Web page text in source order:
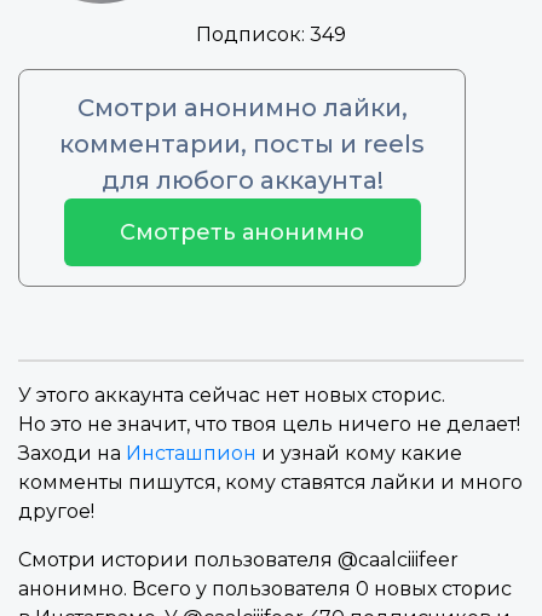
Подписок: 349
Смотри анонимно лайки,
комментарии, посты и reels
для любого аккаунта!
Смотреть анонимно
У этого аккаунта сейчас нет новых сторис.
Но это не значит, что твоя цель ничего не делает!
Заходи на Инсташпион и узнай кому какие
комменты пишутся, кому ставятся лайки и много
другое!
Смотри истории пользователя @caalciiifeer
анонимно. Всего у пользователя 0 новых сторис